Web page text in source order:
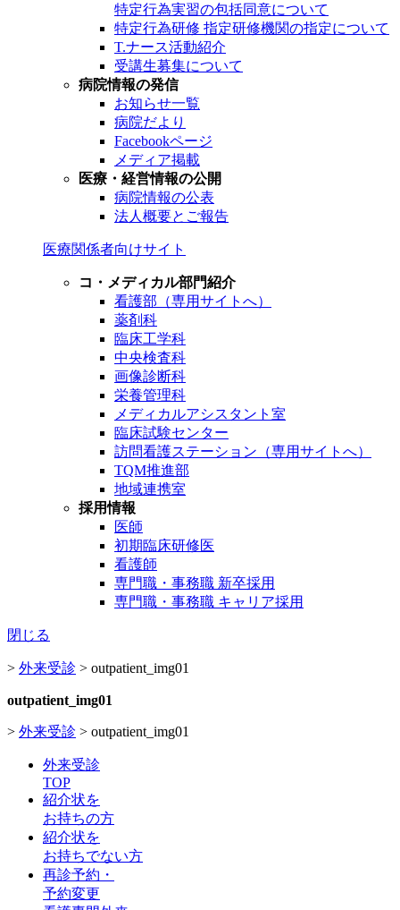
特定行為実習の包括同意について
特定行為研修 指定研修機関の指定について
T.ナース活動紹介
受講生募集について
病院情報の発信
お知らせ一覧
病院だより
Facebookページ
メディア掲載
医療・経営情報の公開
病院情報の公表
法人概要とご報告
医療関係者向けサイト
コ・メディカル部門紹介
看護部（専用サイトへ）
薬剤科
臨床工学科
中央検査科
画像診断科
栄養管理科
メディカルアシスタント室
臨床試験センター
訪問看護ステーション（専用サイトへ）
TQM推進部
地域連携室
採用情報
医師
初期臨床研修医
看護師
専門職・事務職 新卒採用
専門職・事務職 キャリア採用
閉じる
> 外来受診 > outpatient_img01
outpatient_img01
> 外来受診 > outpatient_img01
外来受診
TOP
紹介状を
お持ちの方
紹介状を
お持ちでない方
再診予約 ・
予約変更